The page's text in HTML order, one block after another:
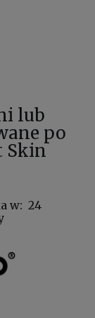
lub
po
Skin
w: 24